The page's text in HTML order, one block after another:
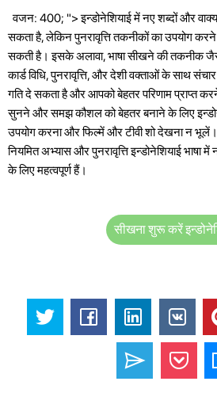
वजन: 400; "> इन्डोनेशियाई में नए शब्दों और
सकता है, लेकिन पुनरावृत्ति तकनीकों का उपयोग
सकती है। इसके अलावा, भाषा सीखने की तकनीक
कार्ड विधि, पुनरावृत्ति, और देशी वक्ताओं के साथ
गति दे सकता है और आपको बेहतर परिणाम प्राप्त
सुनने और समझ कौशल को बेहतर बनाने के लिए
उपयोग करना और फिल्में और टीवी शो देखना न भूलें।
नियमित अभ्यास और पुनरावृत्ति इन्डोनेशियाई भाषा
के लिए महत्वपूर्ण हैं।
सीखना शुरू करें